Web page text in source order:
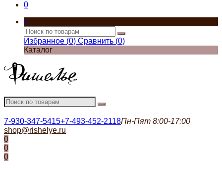
0
×
Избранное (0) Сравнить (0)
Каталог
7-930-347-5415+7-493-452-2118Пн-Пят 8:00-17:00
shop@rishelye.ru
0
0
0